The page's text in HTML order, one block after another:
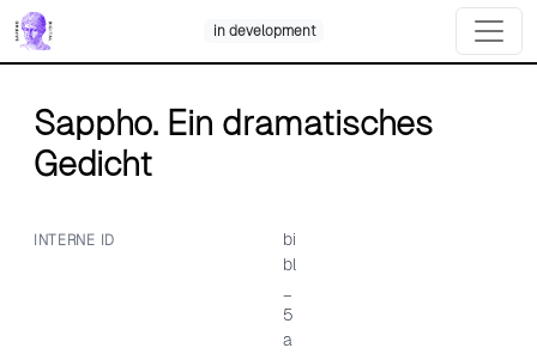
Skip
to
content
in development
Sappho. Ein dramatisches
Gedicht
INTERNE ID
bi
bl
5
a